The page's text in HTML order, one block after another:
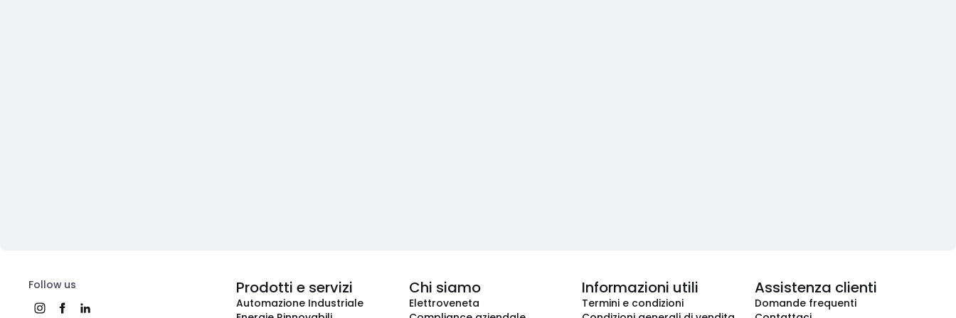
Follow us Prodotti e servizi
Automazione Industriale
Chi siamo
Elettroveneta
Informazioni utili
Termini e condizioni
Assistenza clienti
Domande frequenti